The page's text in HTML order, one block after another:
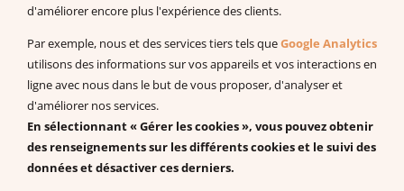
Documentation à télécharger
Vidéos
Programmes PDF
Recherches et publications scientifiques
EBP : Basé sur des données probantes
Livres à télécharger (en anglais)
d'améliorer encore plus l'expérience des clients.
Par exemple, nous et des services tiers tels queGoogle Analytics
utilisons des informations sur vos appareils et vos interactions en
ligne avec nous dans le but de vous proposer, d'analyser et
d'améliorer nos services.
En sélectionnant « Gérer les cookies », vous pouvez obtenir
des renseignements sur les différents cookies et le suivi des
données et désactiver ces derniers.